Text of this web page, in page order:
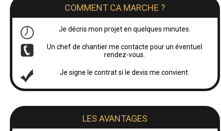
COMMENT CA MARCHE ?
Je décris mon projet en quelques minutes.
Un chef de chantier me contacte pour un éventuel
rendez-vous.
Je signe le contrat si le devis me convient.
LES AVANTAGES